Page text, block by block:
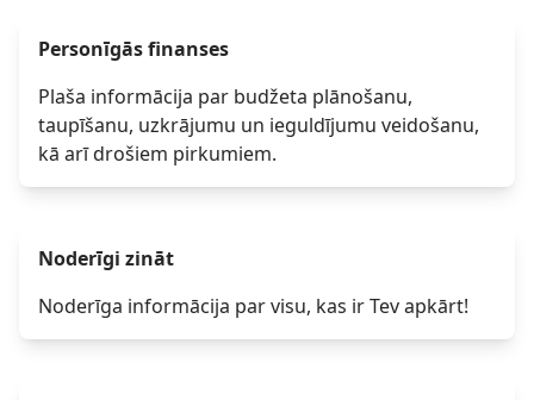
Personīgās finanses
Plaša informācija par budžeta plānošanu,
taupīšanu, uzkrājumu un ieguldījumu veidošanu,
kā arī drošiem pirkumiem.
Noderīgi zināt
Noderīga informācija par visu, kas ir Tev apkārt!